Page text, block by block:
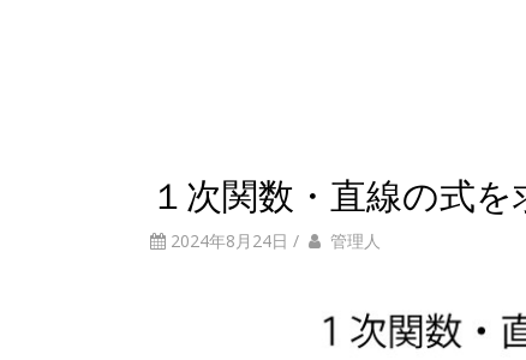
１次関数・直線の式を
2024年8月24日 / 管理人